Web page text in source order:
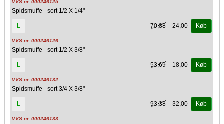
VVS nr. 000246125
Spidsmuffe - sort 1/2 X 1/4"
L 70,88 24,00 Køb
VVS nr. 000246126
Spidsmuffe - sort 1/2 X 3/8"
L 53,69 18,00 Køb
VVS nr. 000246132
Spidsmuffe - sort 3/4 X 3/8"
L 93,38 32,00 Køb
VVS nr. 000246133